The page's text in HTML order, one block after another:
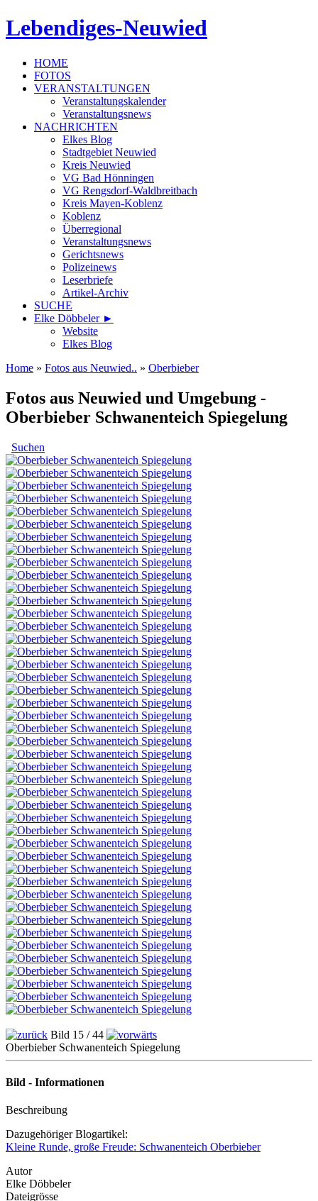
Lebendiges-Neuwied
HOME
FOTOS
VERANSTALTUNGEN
Veranstaltungskalender
Veranstaltungsnews
NACHRICHTEN
Elkes Blog
Stadtgebiet Neuwied
Kreis Neuwied
VG Bad Hönningen
VG Rengsdorf-Waldbreitbach
Kreis Mayen-Koblenz
Koblenz
Überregional
Veranstaltungsnews
Gerichtsnews
Polizeinews
Leserbriefe
Artikel-Archiv
SUCHE
Elke Döbbeler ►
Website
Elkes Blog
Home » Fotos aus Neuwied.. » Oberbieber
Fotos aus Neuwied und Umgebung -
Oberbieber Schwanenteich Spiegelung
Suchen
Bild 15 / 44
Oberbieber Schwanenteich Spiegelung
Bild - Informationen
Beschreibung
Dazugehöriger Blogartikel:
Kleine Runde, große Freude: Schwanenteich Oberbieber
Autor
Elke Döbbeler
Dateigrösse